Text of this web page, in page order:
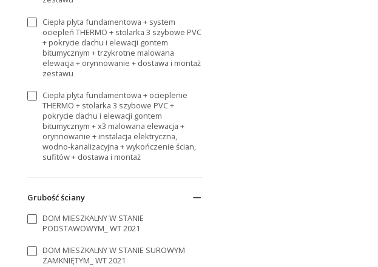
Ciepła płyta fundamentowa + system
ociepleń THERMO + stolarka 3 szybowe PVC
+ pokrycie dachu i elewacji gontem
bitumycznym + trzykrotne malowana
elewacja + orynnowanie + dostawa i montaż
zestawu
Ciepła płyta fundamentowa + ocieplenie
THERMO + stolarka 3 szybowe PVC +
pokrycie dachu i elewacji gontem
bitumycznym + x3 malowana elewacja +
orynnowanie + instalacja elektryczna,
wodno-kanalizacyjna + wykończenie ścian,
sufitów + dostawa i montaż
Grubość ściany
DOM MIESZKALNY W STANIE
PODSTAWOWYM_ WT 2021
DOM MIESZKALNY W STANIE SUROWYM
ZAMKNIĘTYM_ WT 2021